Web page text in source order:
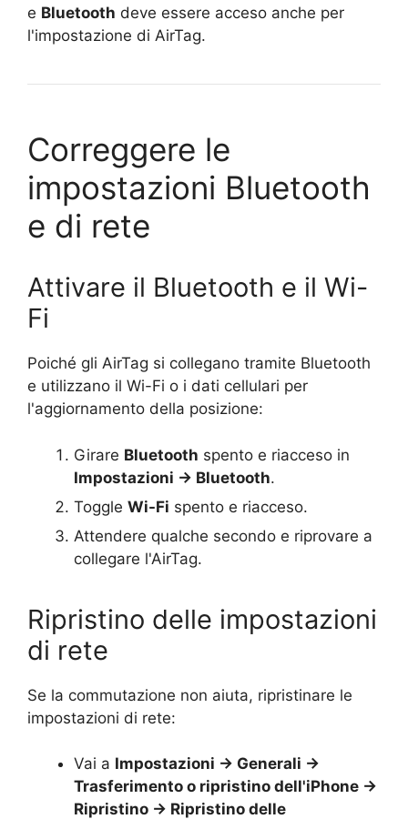
e Bluetooth deve essere acceso anche per
l'impostazione di AirTag.
Correggere le
impostazioni Bluetooth
e di rete
Attivare il Bluetooth e il Wi-
Fi
Poiché gli AirTag si collegano tramite Bluetooth
e utilizzano il Wi-Fi o i dati cellulari per
l'aggiornamento della posizione:
Girare Bluetooth spento e riacceso in
Impostazioni → Bluetooth.
Toggle Wi-Fi spento e riacceso.
Attendere qualche secondo e riprovare a
collegare l'AirTag.
Ripristino delle impostazioni
di rete
Se la commutazione non aiuta, ripristinare le
impostazioni di rete:
Vai a Impostazioni → Generali →
Trasferimento o ripristino dell'iPhone →
Ripristino → Ripristino delle